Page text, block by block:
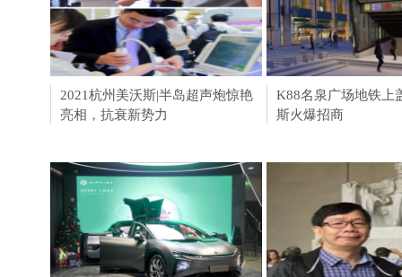
2021杭州美沃斯|半岛超声炮惊艳
亮相，抗衰新势力
HA胶原低聚肽饮品
棒，星蓓健扬帆起航
K88名泉广场地铁上
斯火爆招商